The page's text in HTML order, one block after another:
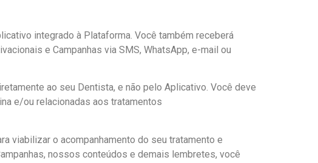
integrado à Plataforma. Você também receberá
e Campanhas via SMS, WhatsApp, e-mail ou
ao seu Dentista, e não pelo Aplicativo. Você deve
e/ou relacionadas aos tratamentos
viabilizar o acompanhamento do seu tratamento e
nossos conteúdos e demais lembretes, você